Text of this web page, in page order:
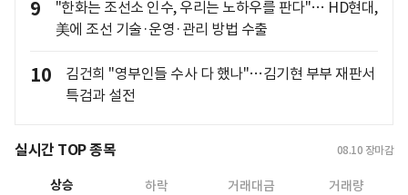
9
"한화는 조선소 인수, 우리는 노하우를 판다"… HD현대,
美에 조선 기술·운영·관리 방법 수출
10
김건희 "영부인들 수사 다 했나"…김기현 부부 재판서
특검과 설전
실시간 TOP 종목 08.10 장마감
상승 하락 거래대금 거래량